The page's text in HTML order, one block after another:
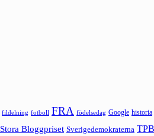
fildelning fotboll FRA födelsedag Google historia
Stora Bloggpriset Sverigedemokraterna TPB